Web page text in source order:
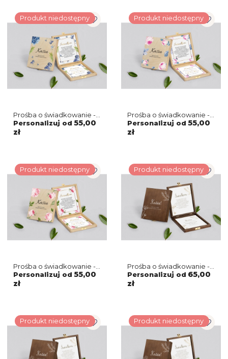
Produkt niedostępny
Prośba o świadkowanie -
naturalne puzzle Dream
Motyw 4
Personalizuj od 55,00
zł
Produkt niedostępny
Prośba o świadkowanie -
naturalne puzzle Dream
Motyw 3
Personalizuj od 55,00
zł
Produkt niedostępny
Prośba o świadkowanie -
naturalne puzzle Dream
Motyw 2
Personalizuj od 55,00
zł
Produkt niedostępny
Prośba o świadkowanie -
brązowe puzzle Fiori
Motyw 4
Personalizuj od 65,00
zł
Produkt niedostępny Produkt niedostępny